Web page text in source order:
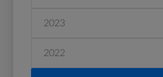
2023
2022